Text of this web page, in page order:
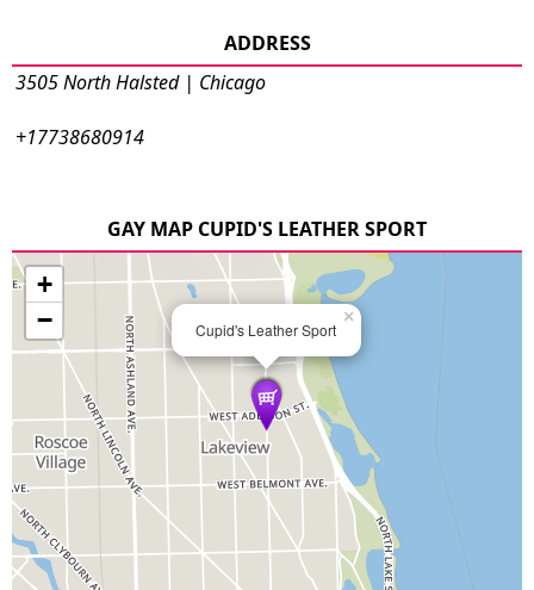
ADDRESS
3505 North Halsted | Chicago
+17738680914
GAY MAP CUPID'S LEATHER SPORT
Cupid's Leather Sport
×
+
−